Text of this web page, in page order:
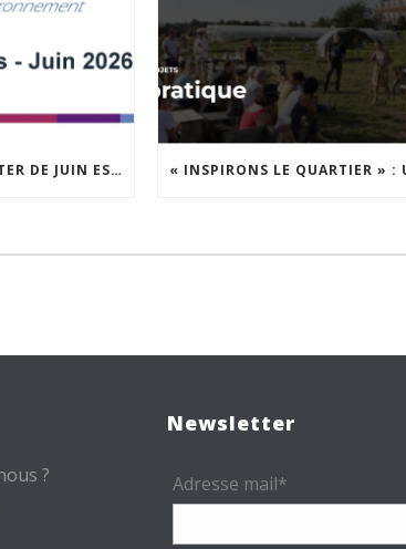
NOTRE NEWSLETTER DE JUIN EST EN LIGNE !
?
Newsletter
Adresse mail*